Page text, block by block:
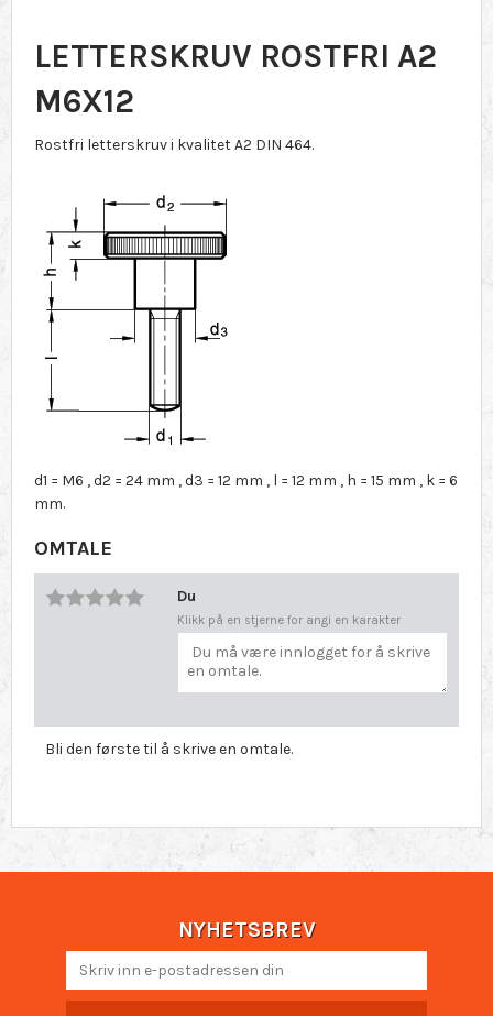
LETTERSKRUV ROSTFRI A2
M6X12
Rostfri letterskruv i kvalitet A2 DIN 464.
d1 = M6 , d2 = 24 mm , d3 = 12 mm , l = 12 mm , h = 15 mm , k = 6
mm.
OMTALE
Du
Klikk på en stjerne for angi en karakter
Bli den første til å skrive en omtale.
NYHETSBREV